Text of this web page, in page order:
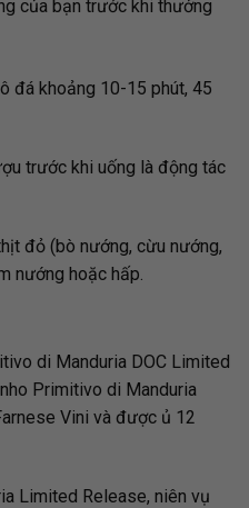
của bạn trước khi thưởng
đá khoảng 10-15 phút, 45
trước khi uống là động tác
đỏ (bò nướng, cừu nướng,
nướng hoặc hấp.
di Manduria DOC Limited
Primitivo di Manduria
Vini và được ủ 12
Limited Release, niên vụ